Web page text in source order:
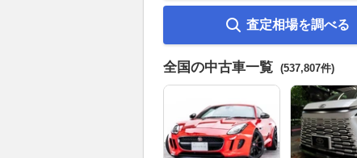
査定相場を調べる
全国の中古車一覧 (537,807件)